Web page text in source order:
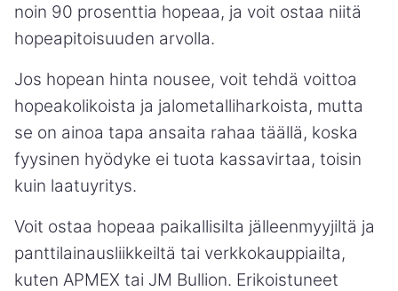
noin 90 prosenttia hopeaa, ja voit ostaa niitä
hopeapitoisuuden arvolla.
Jos hopean hinta nousee, voit tehdä voittoa
hopeakolikoista ja jalometalliharkoista, mutta
se on ainoa tapa ansaita rahaa täällä, koska
fyysinen hyödyke ei tuota kassavirtaa, toisin
kuin laatuyritys.
Voit ostaa hopeaa paikallisilta jälleenmyyjiltä ja
panttilainausliikkeiltä tai verkkokauppiailta,
kuten APMEX tai JM Bullion. Erikoistuneet